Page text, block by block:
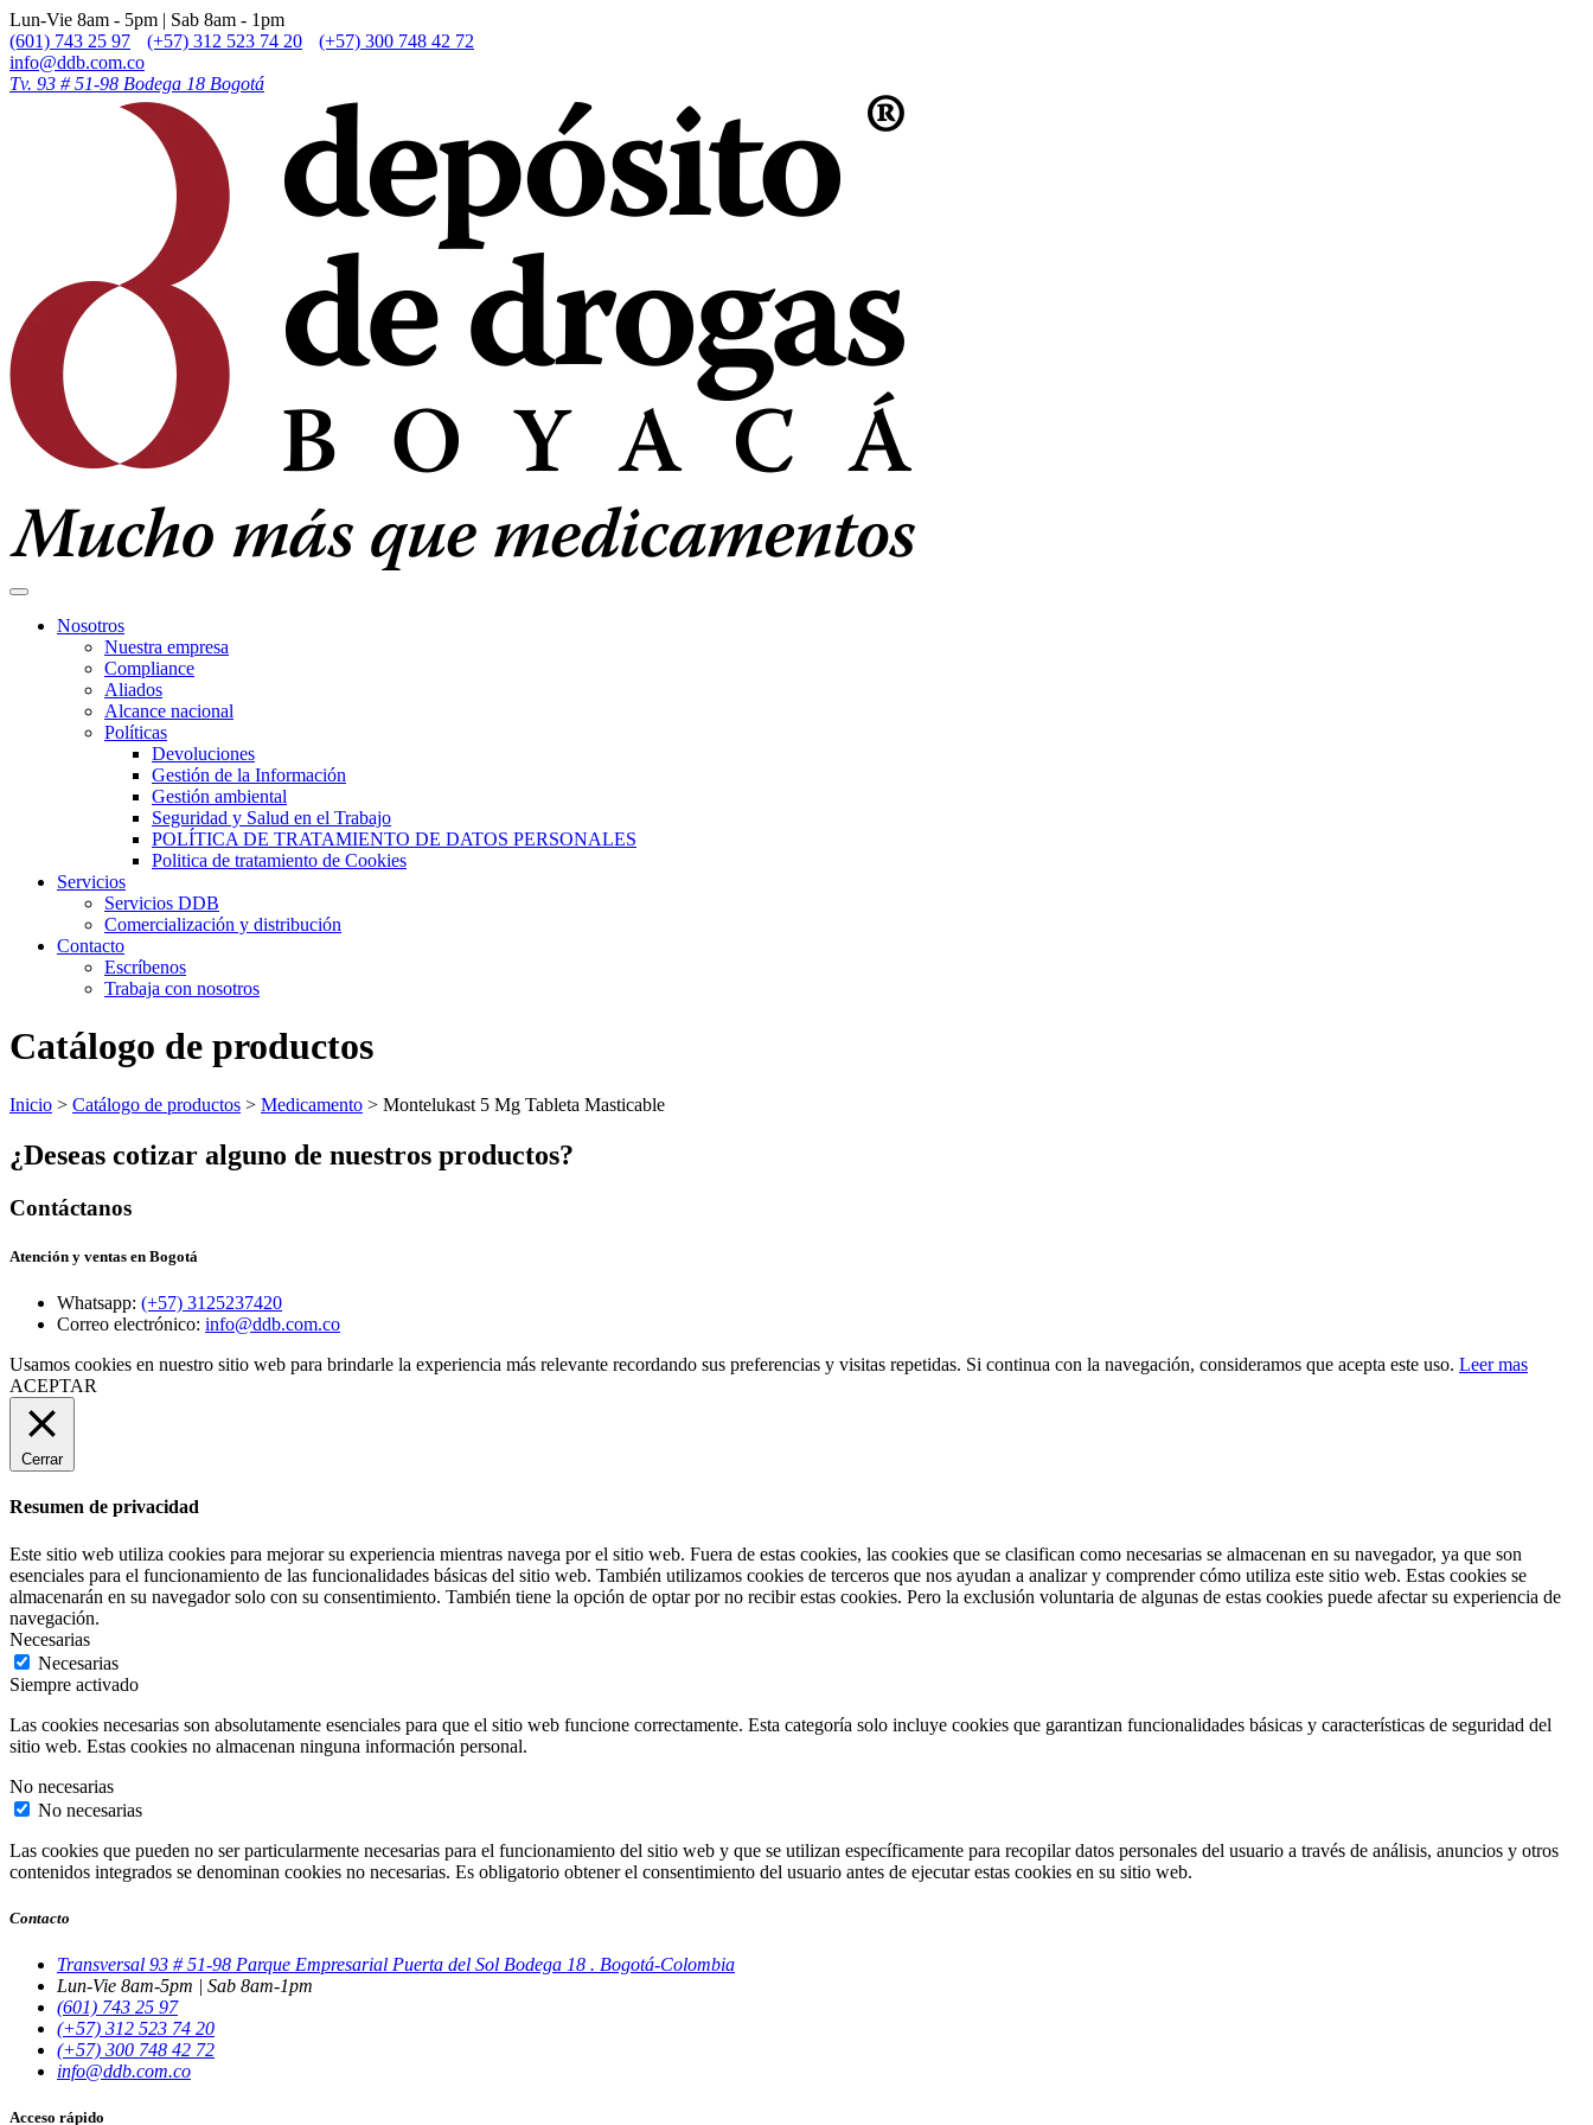
Lun-Vie 8am - 5pm | Sab 8am - 1pm
(601) 743 25 97
(+57) 312 523 74 20
(+57) 300 748 42 72
info@ddb.com.co
Tv. 93 # 51-98 Bodega 18 Bogotá
Nosotros
Nuestra empresa
Compliance
Aliados
Alcance nacional
Políticas
Devoluciones
Gestión de la Información
Gestión ambiental
Seguridad y Salud en el Trabajo
POLÍTICA DE TRATAMIENTO DE DATOS PERSONALES
Politica de tratamiento de Cookies
Servicios
Servicios DDB
Comercialización y distribución
Contacto
Escríbenos
Trabaja con nosotros
Catálogo de productos
Inicio > Catálogo de productos > Medicamento > Montelukast 5 Mg Tableta Masticable
¿Deseas cotizar alguno de nuestros productos?
Contáctanos
Atención y ventas en Bogotá
Whatsapp: (+57) 3125237420
Correo electrónico: info@ddb.com.co
Usamos cookies en nuestro sitio web para brindarle la experiencia más relevante recordando sus preferencias y visitas repetidas. Si continua con la navegación, consideramos que acepta este uso. Leer mas
ACEPTAR
Cerrar
Resumen de privacidad
Este sitio web utiliza cookies para mejorar su experiencia mientras navega por el sitio web. Fuera de estas cookies, las cookies que se clasifican como necesarias se almacenan en su navegador, ya que son
esenciales para el funcionamiento de las funcionalidades básicas del sitio web. También utilizamos cookies de terceros que nos ayudan a analizar y comprender cómo utiliza este sitio web. Estas cookies se
almacenarán en su navegador solo con su consentimiento. También tiene la opción de optar por no recibir estas cookies. Pero la exclusión voluntaria de algunas de estas cookies puede afectar su experiencia de
navegación.
Necesarias
Necesarias
Siempre activado
Las cookies necesarias son absolutamente esenciales para que el sitio web funcione correctamente. Esta categoría solo incluye cookies que garantizan funcionalidades básicas y características de seguridad del
sitio web. Estas cookies no almacenan ninguna información personal.
No necesarias
No necesarias
Las cookies que pueden no ser particularmente necesarias para el funcionamiento del sitio web y que se utilizan específicamente para recopilar datos personales del usuario a través de análisis, anuncios y otros
contenidos integrados se denominan cookies no necesarias. Es obligatorio obtener el consentimiento del usuario antes de ejecutar estas cookies en su sitio web.
Contacto
Transversal 93 # 51-98 Parque Empresarial Puerta del Sol Bodega 18 . Bogotá-Colombia
Lun-Vie 8am-5pm | Sab 8am-1pm
(601) 743 25 97
(+57) 312 523 74 20
(+57) 300 748 42 72
info@ddb.com.co
Acceso rápido